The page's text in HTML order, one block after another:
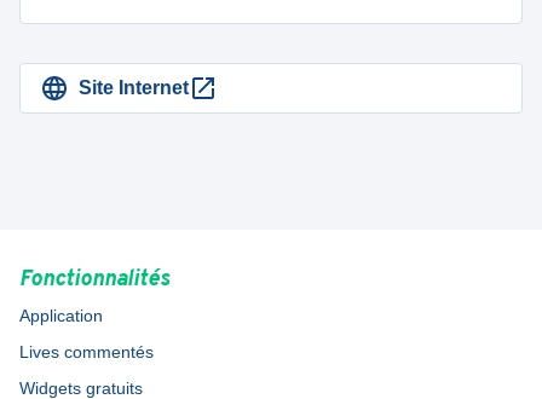
Site Internet
Fonctionnalités
Application
Lives commentés
Widgets gratuits